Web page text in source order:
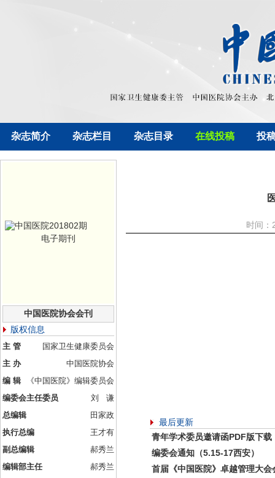
杂志简介 杂志栏目 杂志目录 在线投稿 投
电子期刊
中国医院协会会刊
版权信息
主 管
国家卫生健康委员会
主 办
中国医院协会
编 辑
《中国医院》编辑委员会
编委会主任委员
刘 谦
总编辑
田家政
执行总编
王才有
副总编辑
郝秀兰
编辑部主任
郝秀兰
时间
最后更新
青年学术委员邀请函PDF版下载
编委会通知（5.15-17西安）
首届《中国医院》卓越管理大会